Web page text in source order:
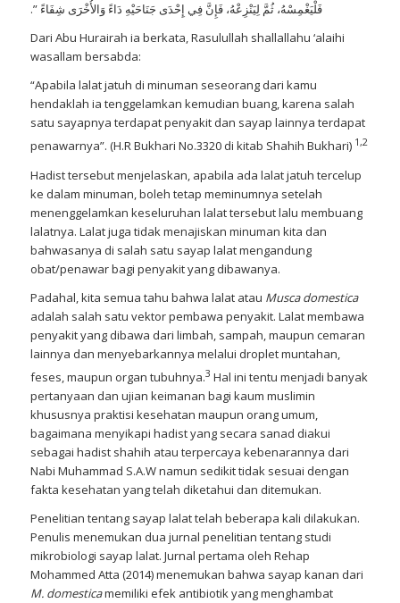
فَلْيَغْمِسْهُ، ثُمَّ لِيَنْزِعْهُ، فَإِنَّ فِي إِحْدَى جَنَاحَيْهِ دَاءً وَالأُخْرَى شِفَاءً ‏”‏‏.‏
Dari Abu Hurairah ia berkata, Rasulullah shallallahu ‘alaihi
wasallam bersabda:
“Apabila lalat jatuh di minuman seseorang dari kamu
hendaklah ia tenggelamkan kemudian buang, karena salah
satu sayapnya terdapat penyakit dan sayap lainnya terdapat
penawarnya”. (H.R Bukhari No.3320 di kitab Shahih Bukhari) 1,2
Hadist tersebut menjelaskan, apabila ada lalat jatuh tercelup
ke dalam minuman, boleh tetap meminumnya setelah
menenggelamkan keseluruhan lalat tersebut lalu membuang
lalatnya. Lalat juga tidak menajiskan minuman kita dan
bahwasanya di salah satu sayap lalat mengandung
obat/penawar bagi penyakit yang dibawanya.
Padahal, kita semua tahu bahwa lalat atau Musca domestica
adalah salah satu vektor pembawa penyakit. Lalat membawa
penyakit yang dibawa dari limbah, sampah, maupun cemaran
lainnya dan menyebarkannya melalui droplet muntahan,
feses, maupun organ tubuhnya.3 Hal ini tentu menjadi banyak
pertanyaan dan ujian keimanan bagi kaum muslimin
khususnya praktisi kesehatan maupun orang umum,
bagaimana menyikapi hadist yang secara sanad diakui
sebagai hadist shahih atau terpercaya kebenarannya dari
Nabi Muhammad S.A.W namun sedikit tidak sesuai dengan
fakta kesehatan yang telah diketahui dan ditemukan.
Penelitian tentang sayap lalat telah beberapa kali dilakukan.
Penulis menemukan dua jurnal penelitian tentang studi
mikrobiologi sayap lalat. Jurnal pertama oleh Rehap
Mohammed Atta (2014) menemukan bahwa sayap kanan dari
M. domesticamemiliki efek antibiotik yang menghambat